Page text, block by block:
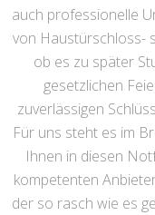
auch professionelle
von Haustürschloss-
ob es zu später
gesetzlichen
zuverlässigen
Für uns steht es im
Ihnen in diesen
kompetenten
der so rasch wie es